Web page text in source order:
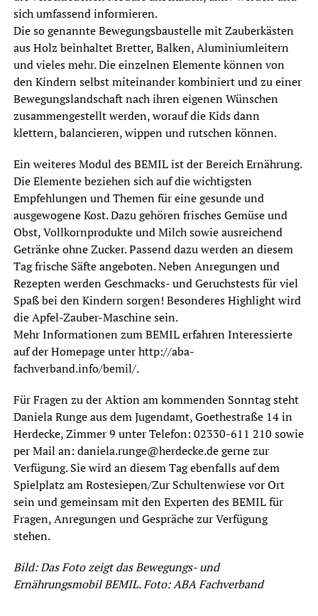
sich umfassend informieren.
Die so genannte Bewegungsbaustelle mit Zauberkästen
aus Holz beinhaltet Bretter, Balken, Aluminiumleitern
und vieles mehr. Die einzelnen Elemente können von
den Kindern selbst miteinander kombiniert und zu einer
Bewegungslandschaft nach ihren eigenen Wünschen
zusammengestellt werden, worauf die Kids dann
klettern, balancieren, wippen und rutschen können.
Ein weiteres Modul des BEMIL ist der Bereich Ernährung.
Die Elemente beziehen sich auf die wichtigsten
Empfehlungen und Themen für eine gesunde und
ausgewogene Kost. Dazu gehören frisches Gemüse und
Obst, Vollkornprodukte und Milch sowie ausreichend
Getränke ohne Zucker. Passend dazu werden an diesem
Tag frische Säfte angeboten. Neben Anregungen und
Rezepten werden Geschmacks- und Geruchstests für viel
Spaß bei den Kindern sorgen! Besonderes Highlight wird
die Apfel-Zauber-Maschine sein.
Mehr Informationen zum BEMIL erfahren Interessierte
auf der Homepage unter http://aba-
fachverband.info/bemil/.
Für Fragen zu der Aktion am kommenden Sonntag steht
Daniela Runge aus dem Jugendamt, Goethestraße 14 in
Herdecke, Zimmer 9 unter Telefon: 02330-611 210 sowie
per Mail an: daniela.runge@herdecke.de gerne zur
Verfügung. Sie wird an diesem Tag ebenfalls auf dem
Spielplatz am Rostesiepen/Zur Schultenwiese vor Ort
sein und gemeinsam mit den Experten des BEMIL für
Fragen, Anregungen und Gespräche zur Verfügung
stehen.
Bild: Das Foto zeigt das Bewegungs- und
Ernährungsmobil BEMIL. Foto: ABA Fachverband